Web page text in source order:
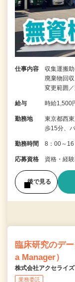
仕事内容
収集運搬
廃棄物回
変更範囲
給与 時給1,500
勤務地
東京都西
歩15分、
勤務時間 8：00～
応募資格 資格・経験
後で見る
臨床研究のデ
a Manager）
株式会社アクセライ
業務委託